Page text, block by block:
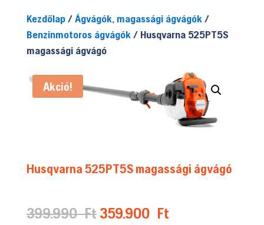
Kezdőlap/Ágvágók, magassági ágvágók /
Benzinmotoros ágvágók / Husqvarna 525PT5S
magassági ágvágó
Akció!
Husqvarna 525PT5S magassági ágvágó
399.990Ft Original
359.900 FtCurrent